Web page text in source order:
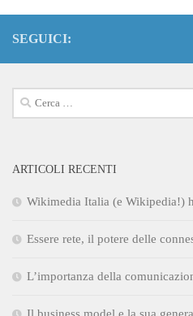
SEGUICI:
Ricerca
per:
ARTICOLI RECENTI
Wikimedia Italia (e Wikipedia!)
Essere rete, il potere delle
L’importanza della